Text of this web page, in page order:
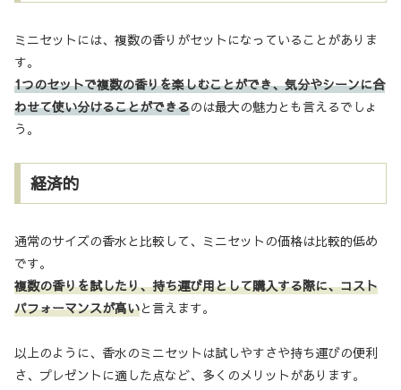
ミニセットには、複数の香りがセットになっていることがありま
す。
1つのセットで複数の香りを楽しむことができ、気分やシーンに合
わせて使い分けることができるのは最大の魅力とも言えるでしょ
う。
経済的
通常のサイズの香水と比較して、ミニセットの価格は比較的低め
です。
複数の香りを試したり、持ち運び用として購入する際に、コスト
パフォーマンスが高いと言えます。
以上のように、香水のミニセットは試しやすさや持ち運びの便利
さ、プレゼントに適した点など、多くのメリットがあります。